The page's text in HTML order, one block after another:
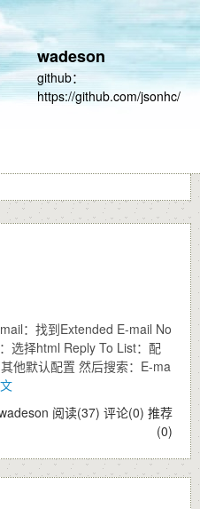
wadeson
github：
https://github.com/jsonhc/
：找到Extended E-mail No
选择html Reply To List：配
他默认配置 然后搜索：E-ma
阅读(37) 评论(0) 推荐
(0)